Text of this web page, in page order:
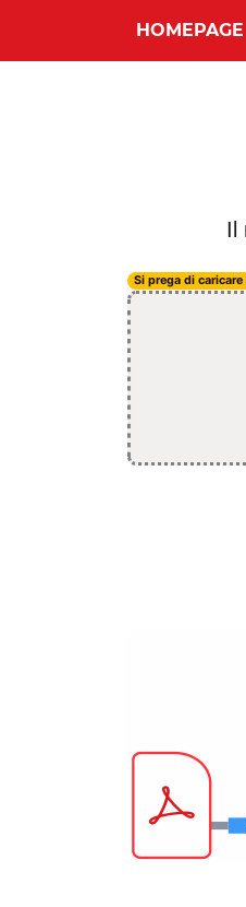
HOMEPAGE
Il
Si prega di